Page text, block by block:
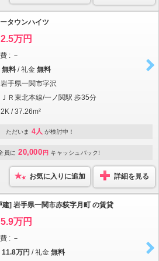
タウンハイツ
2.5万円
: －
無料 / 礼金 無料
岩手県一関市字沢
ＪＲ東北本線/一ノ関駅 歩35分
2K / 37.26m²
ただいま 4人 が検討中！
員に 20,000 円 キャッシュバック!
お気に入りに追加 詳細を見る
建] 岩手県一関市赤荻字月町 の賃貸
5.9万円
: －
11.8万円 / 礼金 無料